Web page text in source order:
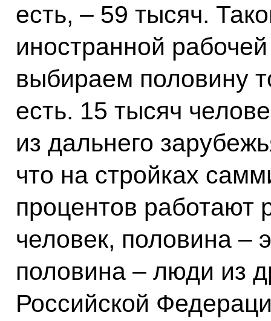
есть, – 59 тысяч.
иностранной
выбираем половину
есть. 15 тысяч
из дальнего
что на стройках
процентов работают
человек, половина –
половина – люди из
Российской